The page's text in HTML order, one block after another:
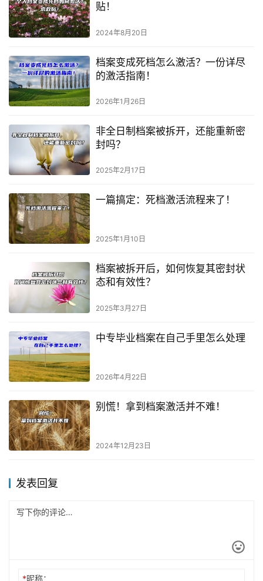
贴！
2024年8月20日
档案变成死档怎么激活？一份详尽
的激活指南！
2026年1月26日
非全日制档案被拆开，还能重新密
封吗？
2025年2月17日
一篇搞定：死档激活流程来了！
2025年1月10日
档案被拆开后，如何恢复其密封状
态和有效性？
2025年3月27日
中专毕业档案在自己手里怎么处理
2026年4月22日
别慌！拿到档案激活并不难！
2024年12月23日
发表回复
*昵称：